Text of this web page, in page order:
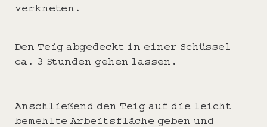
verkneten.
Den Teig abgedeckt in einer Schüssel
ca. 3 Stunden gehen lassen.
Anschließend den Teig auf die leicht
bemehlte Arbeitsfläche geben und